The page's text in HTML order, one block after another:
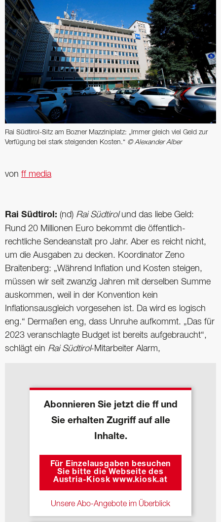
Rai Südtirol-Sitz am Bozner Mazziniplatz: „Immer gleich viel Geld zur
Verfügung bei stark steigenden Kosten.“ © Alexander Alber
von ff media
Rai Südtirol: (nd) Rai Südtirolund das liebe Geld:
Rund 20 Millionen Euro bekommt die öffentlich-
rechtliche Sendeanstalt pro Jahr. Aber es reicht nicht,
um die Ausgaben zu decken. Koordinator Zeno
Braitenberg: „Während Inflation und Kosten steigen,
müssen wir seit zwanzig Jahren mit derselben Summe
auskommen, weil in der Konvention kein
Inflationsausgleich vorgesehen ist. Da wird es logisch
eng.“ Dermaßen eng, dass Unruhe aufkommt. „Das für
2023 veranschlagte Budget ist bereits aufgebraucht“,
schlägt ein Rai Südtirol-Mitarbeiter Alarm,
Abonnieren Sie jetzt die ff und
Sie erhalten Zugriff auf alle
Inhalte.
Für Einzelausgaben besuchen
Sie bitte die Webseite des
Austria-Kiosk www.kiosk.at
Unsere Abo-Angebote im Überblick